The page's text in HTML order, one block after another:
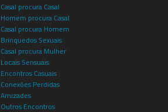
Casal procura Casal
Homem procura Casal
Casal procura Homem
Brinquedos Sexuais
Casal procura Mulher
Locais Sensuais
Encontros Casuais
Conexões Perdidas
Amizades
Outros Encontros